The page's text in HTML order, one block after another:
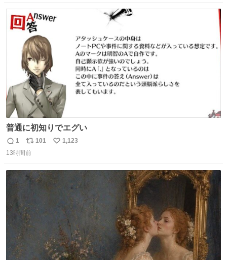
ト
数
数
普通に初知りでエグい
返
信
1
リ
ポ
ト
101
い
1,123
13時間前